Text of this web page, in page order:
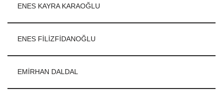
ENES KAYRA KARAOĞLU
ENES FİLİZFİDANOĞLU
EMİRHAN DALDAL